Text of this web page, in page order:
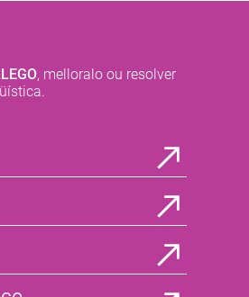
, melloralo ou resolver